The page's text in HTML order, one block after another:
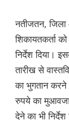
नतीजतन,
शिकायतकर्ता
निर्देश दिया।
तारीख से
का भुगतान करने
रुपये का
देने का भी निर्देश